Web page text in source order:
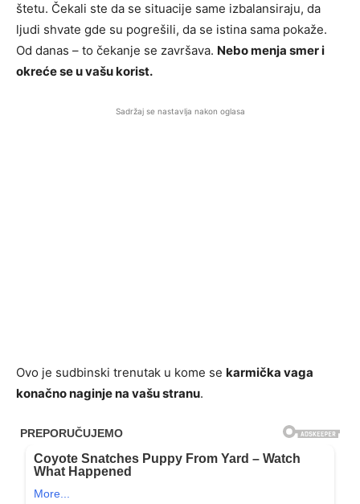
štetu. Čekali ste da se situacije same izbalansiraju, da
ljudi shvate gde su pogrešili, da se istina sama pokaže.
Od danas – to čekanje se završava. Nebo menja smer i
okreće se u vašu korist.
Sadržaj se nastavlja nakon oglasa
Ovo je sudbinski trenutak u kome se karmička vaga
konačno naginje na vašu stranu.